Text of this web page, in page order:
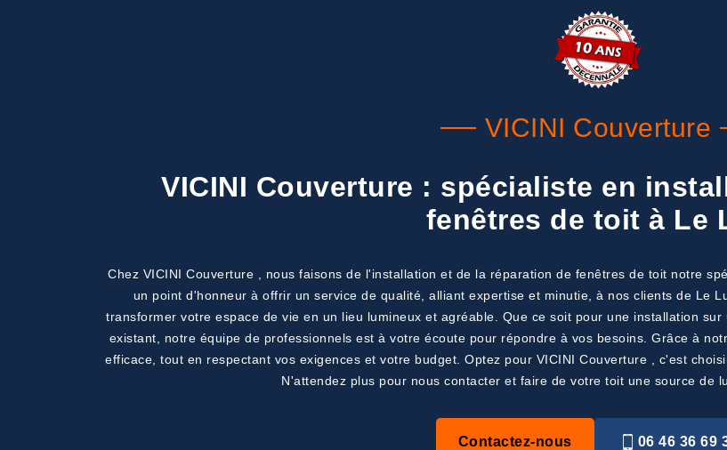
VICINI Couverture
VICINI Couverture : spécialiste en
fenêtres de toit à Le
Chez VICINI Couverture , nous faisons de l'installation et de la réparation de fenêtres de toit notre
un point d'honneur à offrir un service de qualité, alliant expertise et minutie, à nos clients de Le
transformer votre espace de vie en un lieu lumineux et agréable. Que ce soit pour une installation
existant, notre équipe de professionnels est à votre écoute pour répondre à vos besoins. Grâce à
efficace, tout en respectant vos exigences et votre budget. Optez pour VICINI Couverture , c'est
N'attendez plus pour nous contacter et faire de votre toit une source de
Contactez-nous 06 46 36 69